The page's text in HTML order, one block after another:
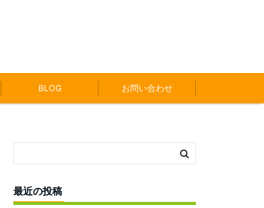
BLOG お問い合わせ
最近の投稿